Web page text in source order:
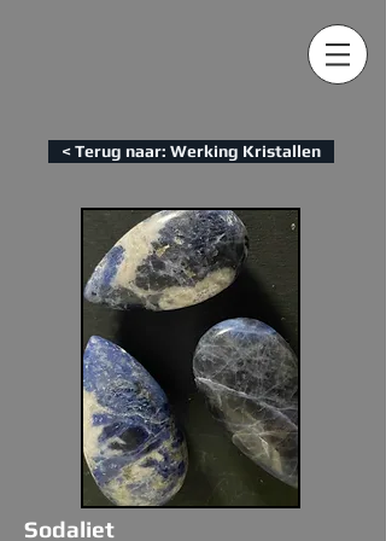
< Terug naar: Werking Kristallen
Sodaliet